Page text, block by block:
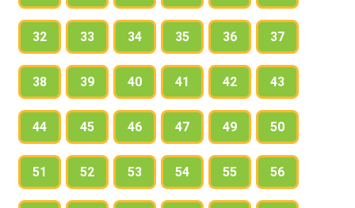
32 33 34 35 36 37
38 39 40 41 42 43
44 45 46 47 49 50
51 52 53 54 55 56